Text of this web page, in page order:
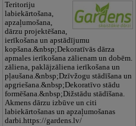
Teritoriju
labiekārtošana,
apzaļumošana,
dārzu projektēšana,
ierīkošana un apstādījumu
kopšana.&nbsp;Dekoratīvās dārza
apmales ierīkošana zālienam un dobēm.
zāliena, paklājzāliena ierīkošana un
pļaušana.&nbsp;Dzīvžogu stādīšana un
apgriešana.&nbsp;Dekoratīvo stādu
formēšana.&nbsp;Dižstādu stādīšana.
Akmens dārzu izbūve un citi
labiekārtošanas un apzaļumošanas
darbi.https://gardens.lv/